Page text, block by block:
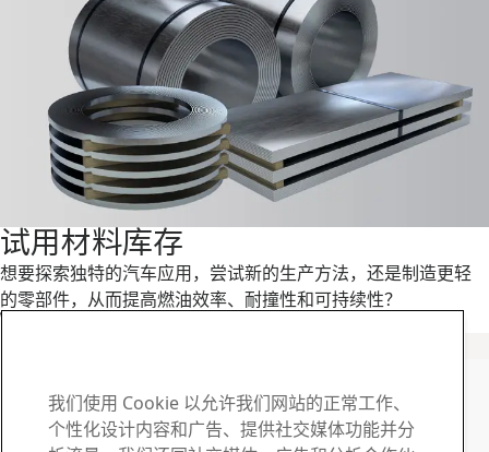
试用材料库存
想要探索独特的汽车应用，尝试新的生产方法，还是制造更轻
的零部件，从而提高燃油效率、耐撞性和可持续性？
如有任何问题或疑问 , 请
我们使用 Cookie 以允许我们网站的正常工作、
个性化设计内容和广告、提供社交媒体功能并分